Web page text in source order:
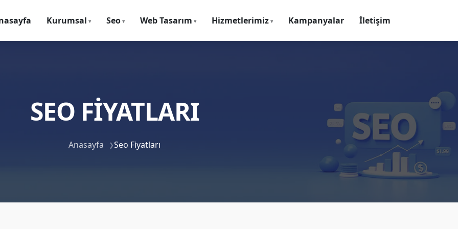
Kurumsal Seo Web Tasarım Hizmetlerimiz Kampanyalar İletişim
SEO FIYATLARI
Anasayfa Seo Fiyatları